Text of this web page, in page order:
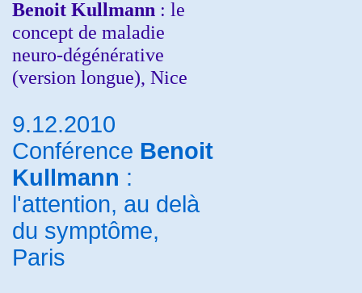
Benoit Kullmann : le
concept de maladie
neuro-dégénérative
(version longue), Nice
9.12.2010
Conférence Benoit
Kullmann :
l'attention, au delà
du symptôme,
Paris